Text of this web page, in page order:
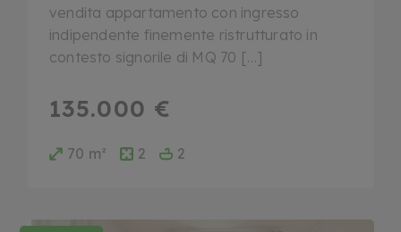
vendita appartamento con ingresso
indipendente finemente ristrutturato in
contesto signorile di MQ 70 […]
135.000 €
70 m² 2 2